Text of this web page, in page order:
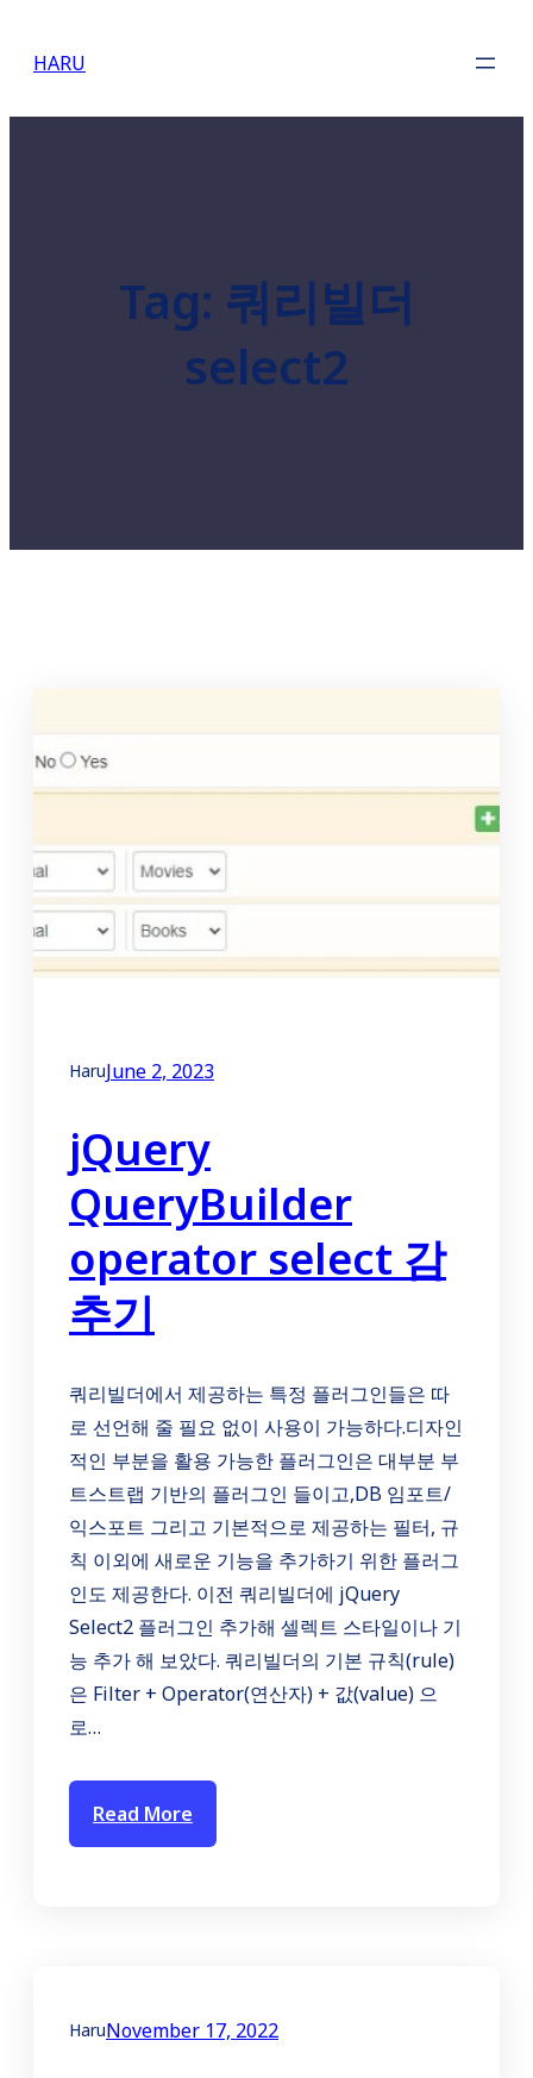
HARU
Tag: 쿼리빌더
select2
HaruJune 2, 2023
jQuery
QueryBuilder
operator select 감
추기
쿼리빌더에서 제공하는 특정 플러그인들은 따
로 선언해 줄 필요 없이 사용이 가능하다.디자인
적인 부분을 활용 가능한 플러그인은 대부분 부
트스트랩 기반의 플러그인 들이고,DB 임포트/
익스포트 그리고 기본적으로 제공하는 필터, 규
칙 이외에 새로운 기능을 추가하기 위한 플러그
인도 제공한다. 이전 쿼리빌더에 jQuery
Select2 플러그인 추가해 셀렉트 스타일이나 기
능 추가 해 보았다. 쿼리빌더의 기본 규칙(rule)
은 Filter + Operator(연산자) + 값(value) 으
로…
Read More
HaruNovember 17, 2022